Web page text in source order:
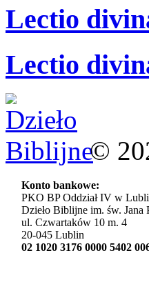
Lectio
Lectio
©
Konto bankowe:
PKO BP Oddział IV w
Dzieło Biblijne im. św. Jana
ul. Czwartaków 10 m. 4
20-045 Lublin
02 1020 3176 0000 5402